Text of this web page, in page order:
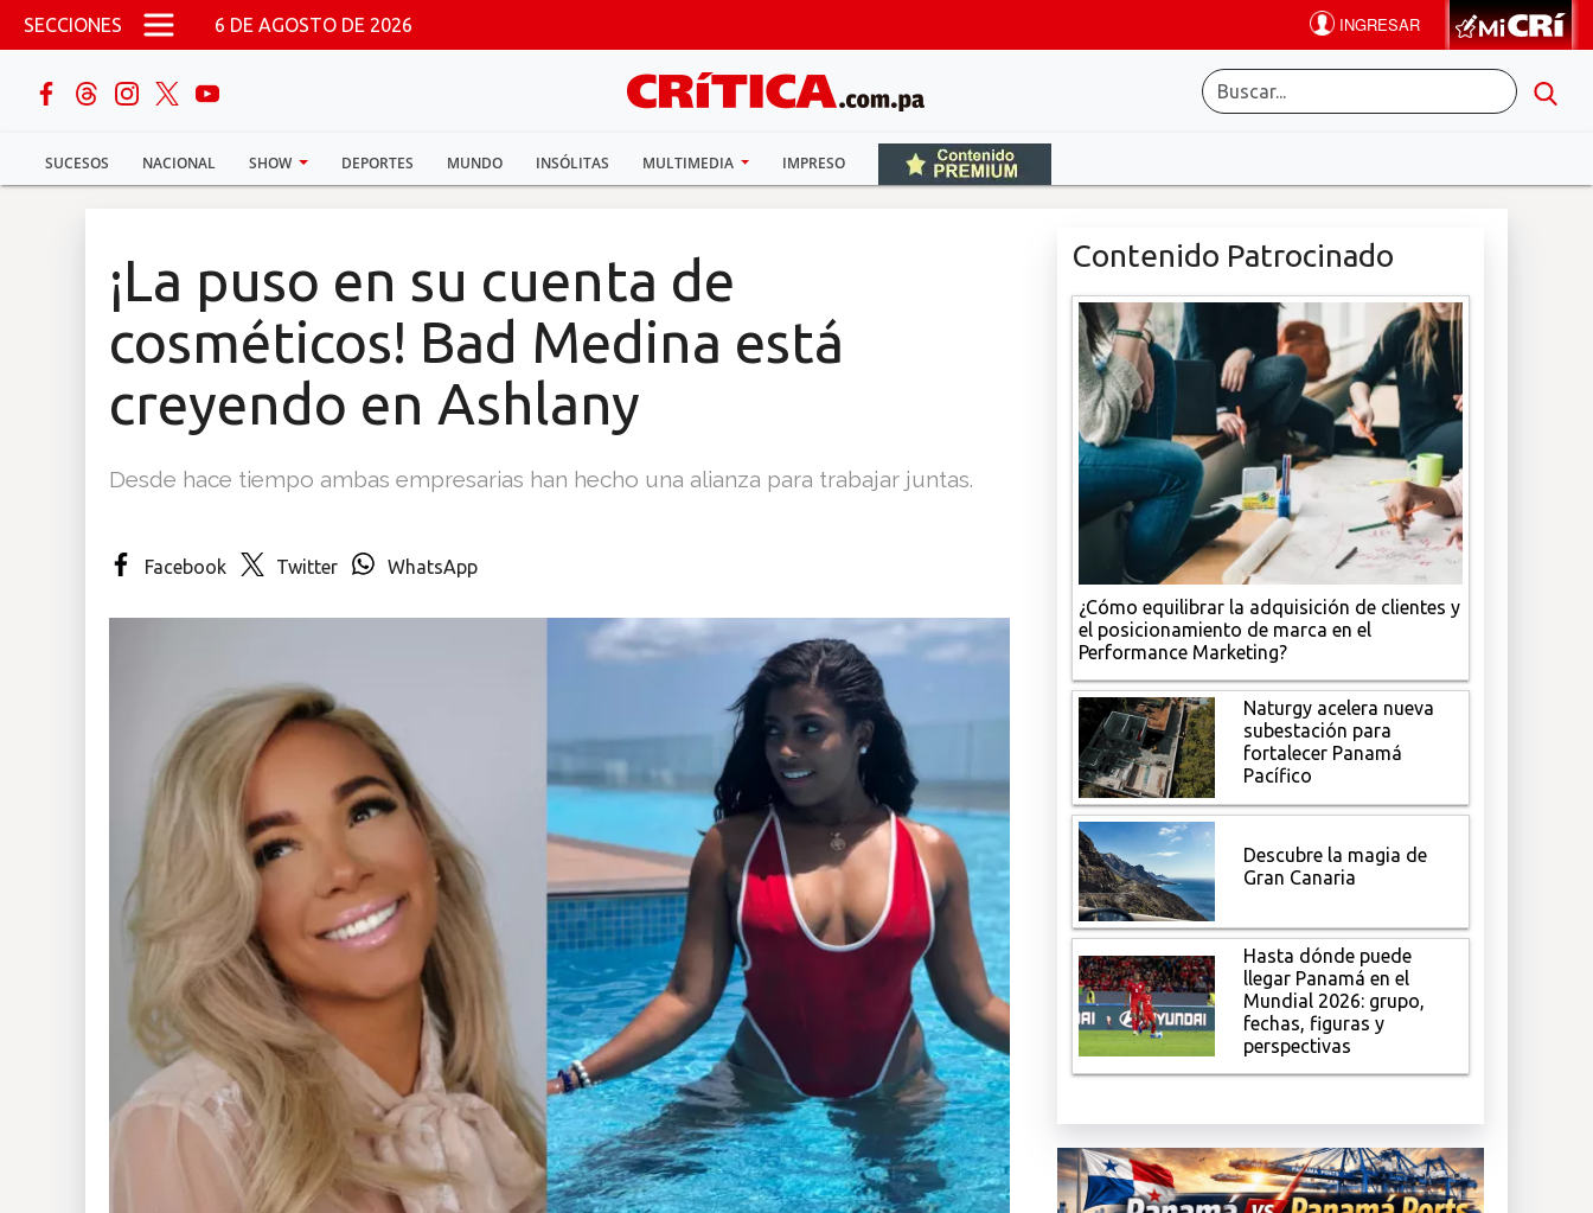
Pasar al contenido principal
SECCIONES 6 DE AGOSTO DE 2026
SUCESOS NACIONAL SHOW DEPORTES MUNDO INSÓLITAS MULTIMEDIA IMPRESO
buscar
Sucesos
¡La puso en su cuenta de
cosméticos! Bad Medina está
creyendo en Ashlany
Desde hace tiempo ambas empresarias han hecho una alianza para trabajar juntas.
Facebook Twitter WhatsApp
Contenido Patrocinado
¿Cómo equilibrar la adquisición de clientes y
el posicionamiento de marca en el
Performance Marketing?
Naturgy acelera nueva
subestación para
fortalecer Panamá
Pacífico
Descubre la magia de
Gran Canaria
Hasta dónde puede
llegar Panamá en el
Mundial 2026: grupo,
fechas, figuras y
perspectivas